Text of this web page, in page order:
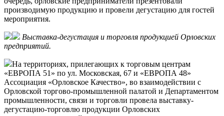
производимую продукцию и провели дегустацию для гостей
мероприятия.
Выставка-дегустация и торговля продукцией Орловских
предприятий.
На территориях, прилегающих к торговым центрам
«ЕВРОПА 51» по ул. Московская, 67 и «ЕВРОПА 48»
Ассоциация «Орловское Качество», во взаимодействии с
Орловской торгово-промышленной палатой и Департаментом
промышленности, связи и торговли провела выставку-
дегустацию-торговлю продукции Орловских